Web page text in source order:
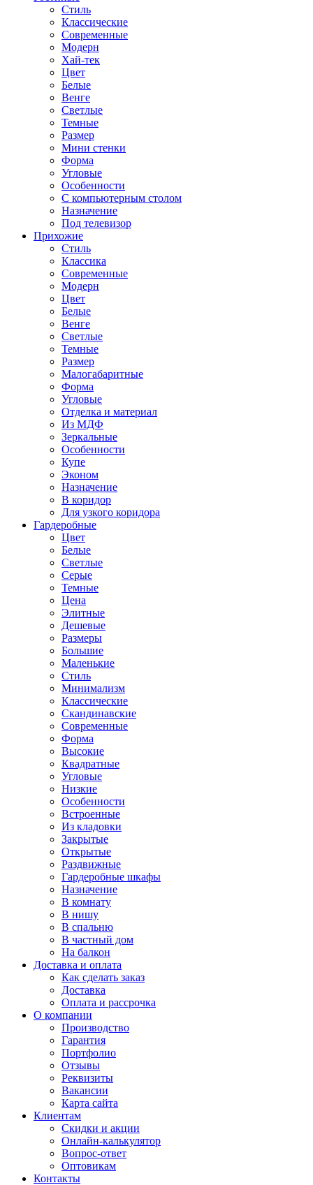
Стиль
Классические
Современные
Модерн
Хай-тек
Цвет
Белые
Венге
Светлые
Темные
Размер
Мини стенки
Форма
Угловые
Особенности
С компьютерным столом
Назначение
Под телевизор
Прихожие
Стиль
Классика
Современные
Модерн
Цвет
Белые
Венге
Светлые
Темные
Размер
Малогабаритные
Форма
Угловые
Отделка и материал
Из МДФ
Зеркальные
Особенности
Купе
Эконом
Назначение
В коридор
Для узкого коридора
Гардеробные
Цвет
Белые
Светлые
Серые
Темные
Цена
Элитные
Дешевые
Размеры
Большие
Маленькие
Стиль
Минимализм
Классические
Скандинавские
Современные
Форма
Высокие
Квадратные
Угловые
Низкие
Особенности
Встроенные
Из кладовки
Закрытые
Открытые
Раздвижные
Гардеробные шкафы
Назначение
В комнату
В нишу
В спальню
В частный дом
На балкон
Доставка и оплата
Как сделать заказ
Доставка
Оплата и рассрочка
О компании
Производство
Гарантия
Портфолио
Отзывы
Реквизиты
Вакансии
Карта сайта
Клиентам
Скидки и акции
Онлайн-калькулятор
Вопрос-ответ
Оптовикам
Контакты